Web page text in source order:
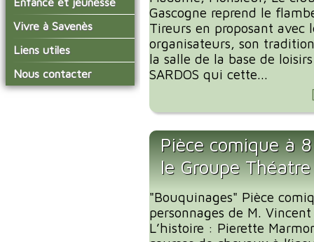
Actualités de Savenès
sur ladepeche.fr
conseil municipal
Les commissions
Les diverses
délégations/syndicats
L'urbanisme
Le service technique
Les services de l'école
Les installations
municipales
La collecte des ordures
L'école primaire
La garderie et la cantine
Le temps périscolaire
La petite enfance
Vivre à Savenès
Agenda Salle des Fetes
Liens utiles
Communauté de
Communes Grand Sud
Tarn et Garonne
Nous contacter
Gascogne reprend le
Tireurs en proposant avec
organisateurs, son
la salle de la base de
SARDOS qui cette...
Pièce comique à
le Groupe
"Bouquinages" Pièce
personnages de M.
L’histoire : Pierette